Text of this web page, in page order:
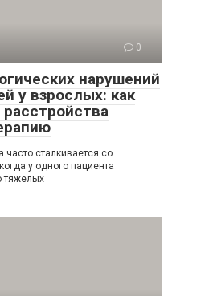
0
нарушений
у взрослых: как
часто сталкивается со
у одного пациента
тяжелых